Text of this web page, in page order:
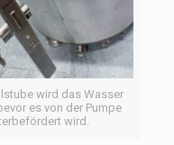
wird das Wasser
es von der Pumpe
wird.